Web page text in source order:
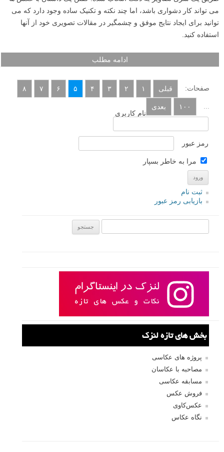
می تواند کار دشواری باشد، اما چند نکته و تکنیک ساده وجود دارد که می
توانید برای ایجاد نتایج موفق و چشمگیر در مقالات تصویری خود از آنها
استفاده کنید.
ادامه مطلب
صفحات: قبلی ۱ ۲ ۳ ۴ ۵ ۶ ۷ ۸
... ۱۰۰
بعدی
نام کاربری
رمز عبور
مرا به خاطر بسپار
ثبت نام
بازیابی رمز عبور
بخش های تازه لنزک
پروژه های عکاسی
مصاحبه با عکاسان
مسابقه عکاسی
فروش عکس
عکس‌کاوی
نگاه عکاس